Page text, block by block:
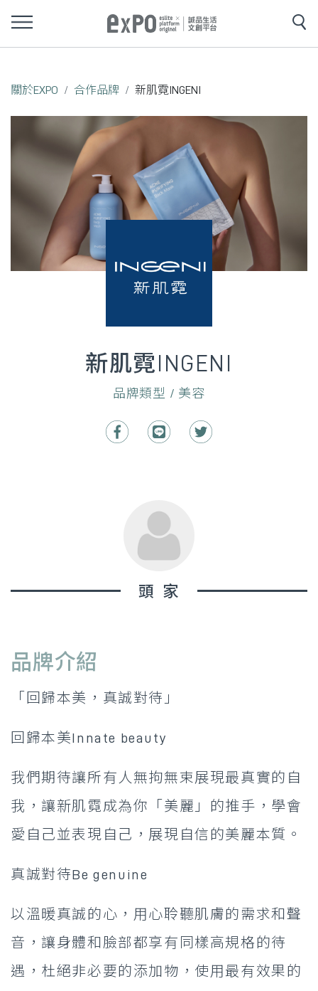
關於EXPO 合作品牌 新肌霓INGENI
新肌霓INGENI
品牌類型 / 美容
頭家
品牌介紹
「回歸本美，真誠對待」
回歸本美Innate beauty
我們期待讓所有人無拘無束展現最真實的自
我，讓新肌霓成為你「美麗」的推手，學會
愛自己並表現自己，展現自信的美麗本質。
真誠對待Be genuine
以溫暖真誠的心，用心聆聽肌膚的需求和聲
音，讓身體和臉部都享有同樣高規格的待
遇，杜絕非必要的添加物，使用最有效果的